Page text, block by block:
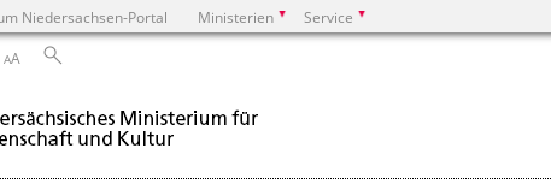
Niedersachsen-Portal Ministerien Service
AA